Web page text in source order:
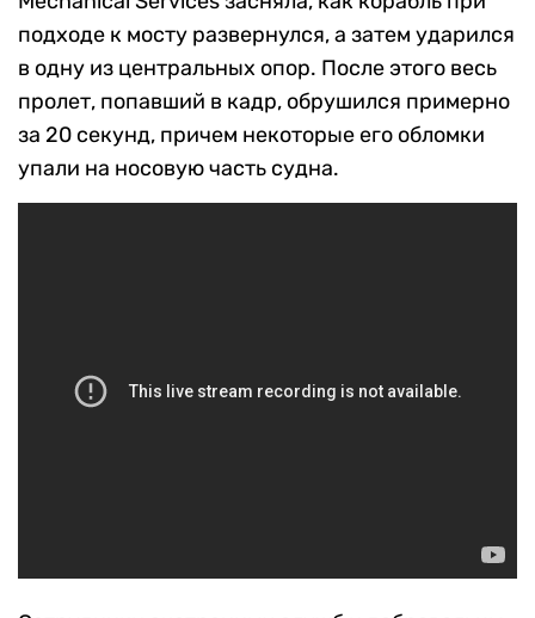
подходе к мосту развернулся, а затем ударился
в одну из центральных опор. После этого весь
пролет, попавший в кадр, обрушился примерно
за 20 секунд, причем некоторые его обломки
упали на носовую часть судна.